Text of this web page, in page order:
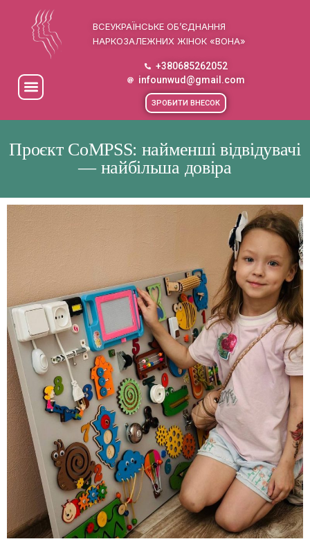
ВСЕУКРАЇНСЬКЕ ОБ’ЄДНАННЯ
НАРКОЗАЛЕЖНИХ ЖІНОК «ВОНА»
+380685262052
infounwud@gmail.com
ЗРОБИТИ ВНЕСОК
Проєкт CoMPSS: найменші відвідувачі
— найбільша довіра